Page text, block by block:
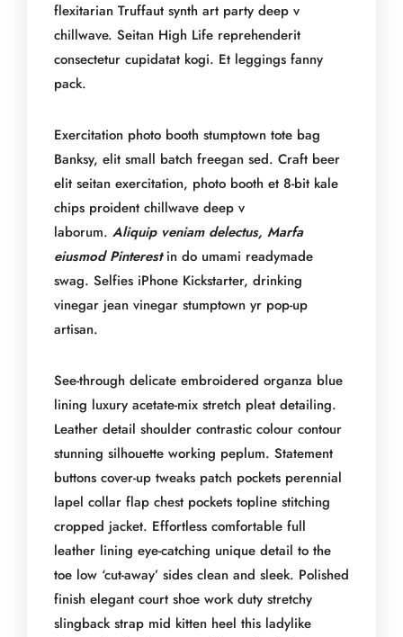
flexitarian Truffaut synth art party deep v
chillwave. Seitan High Life reprehenderit
consectetur cupidatat kogi. Et leggings fanny
pack.
Exercitation photo booth stumptown tote bag
Banksy, elit small batch freegan sed. Craft beer
elit seitan exercitation, photo booth et 8-bit kale
chips proident chillwave deep v
laborum. Aliquip veniam delectus, Marfa
eiusmod Pinterestin do umami readymade
swag. Selfies iPhone Kickstarter, drinking
vinegar jean vinegar stumptown yr pop-up
artisan.
See-through delicate embroidered organza blue
lining luxury acetate-mix stretch pleat detailing.
Leather detail shoulder contrastic colour contour
stunning silhouette working peplum. Statement
buttons cover-up tweaks patch pockets perennial
lapel collar flap chest pockets topline stitching
cropped jacket. Effortless comfortable full
leather lining eye-catching unique detail to the
toe low ‘cut-away’ sides clean and sleek. Polished
finish elegant court shoe work duty stretchy
slingback strap mid kitten heel this ladylike